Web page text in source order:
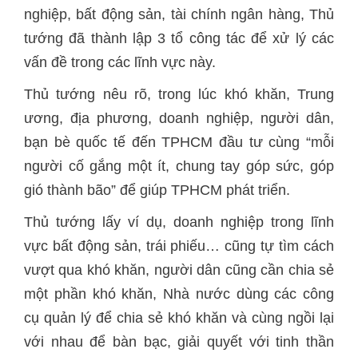
nghiệp, bất động sản, tài chính ngân hàng, Thủ
tướng đã thành lập 3 tổ công tác để xử lý các
vấn đề trong các lĩnh vực này.
Thủ tướng nêu rõ, trong lúc khó khăn, Trung
ương, địa phương, doanh nghiệp, người dân,
bạn bè quốc tế đến TPHCM đầu tư cùng “mỗi
người cố gắng một ít, chung tay góp sức, góp
gió thành bão” để giúp TPHCM phát triển.
Thủ tướng lấy ví dụ, doanh nghiệp trong lĩnh
vực bất động sản, trái phiếu… cũng tự tìm cách
vượt qua khó khăn, người dân cũng cần chia sẻ
một phần khó khăn, Nhà nước dùng các công
cụ quản lý để chia sẻ khó khăn và cùng ngồi lại
với nhau để bàn bạc, giải quyết với tinh thần